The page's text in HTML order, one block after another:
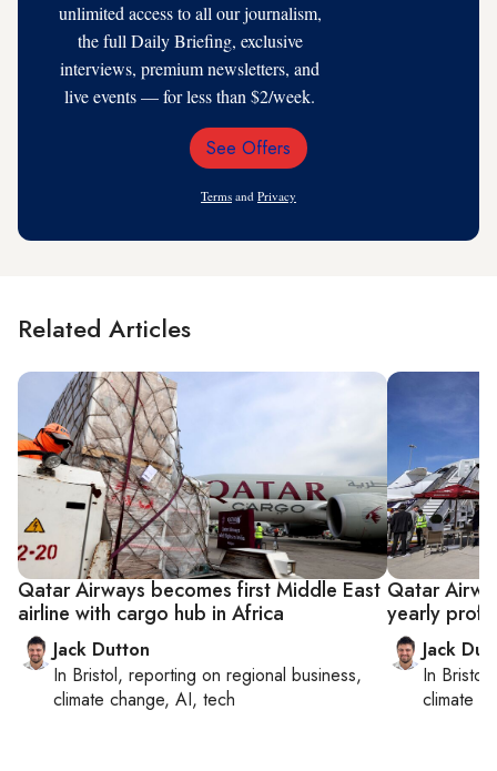
unlimited access to all our journalism,
the full Daily Briefing, exclusive
interviews, premium newsletters, and
live events — for less than $2/week.
Email
See Offers
Terms and Privacy
Related Articles
Qatar Airways becomes first Middle East
airline with cargo hub in Africa
Jack Dutton
In Bristol, reporting on regional business,
climate change, AI, tech
Qatar
yearly
Jack
In Bristol
climate